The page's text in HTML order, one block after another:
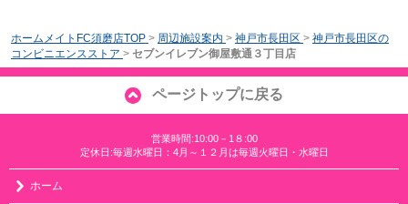
ホームメイトFC須磨店TOP > 周辺施設案内 > 神戸市長田区 > 神戸市長田区の
コンビニエンスストア > セブンイレブン御屋敷通３丁目店
ページトップに戻る
営業時間:10:00－1８:00
定休日:毎週水曜日：4月～１２月は毎週火曜日・水曜日
ホーム